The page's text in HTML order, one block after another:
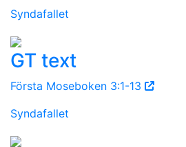
Syndafallet
GT text
Första Moseboken 3:1-13
Syndafallet